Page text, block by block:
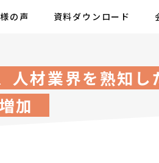
の声 資料ダウンロード
人材業界を熟知し
加